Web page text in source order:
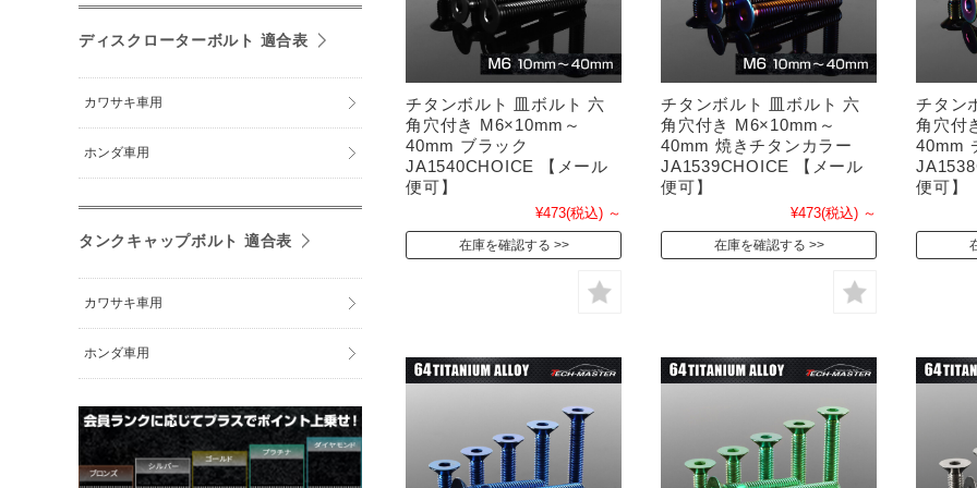
チタンボルト 皿ボルト 六
角穴付き M6×10mm～
40mm ブラック
JA1540CHOICE 【メール
便可】
¥473(税込) ～
在庫を確認する
チタンボルト 皿ボルト 六
角穴付き M6×10mm～
40mm 焼きチタンカラー
JA1539CHOICE 【メール
便可】
¥473(税込) ～
在庫を確認する
チタン
角穴付
40mm
便可】
ディスクローターボルト 適合表
カワサキ車用
ホンダ車用
タンクキャップボルト 適合表
カワサキ車用
ホンダ車用